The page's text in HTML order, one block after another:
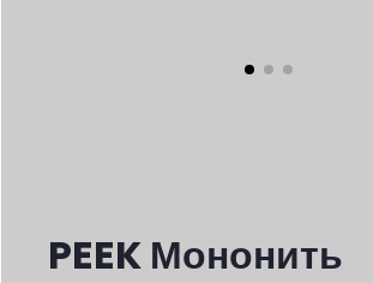
PEEK Мононить